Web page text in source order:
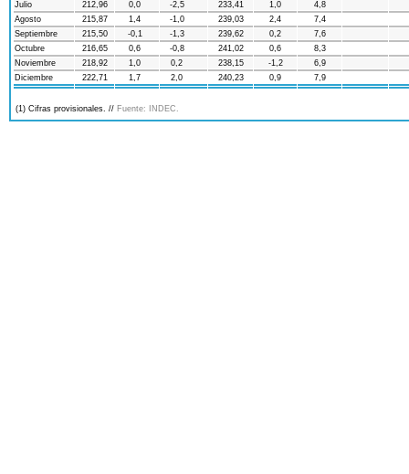
Julio
212,96 0,0 -2,5 233,41 1,0
4,8
Agosto
215,87 1,4 -1,0 239,03 2,4
7,4
Septiembre
215,50 -0,1 -1,3 239,62 0,2
7,6
Octubre
216,65 0,6 -0,8 241,02 0,6
8,3
Noviembre
218,92 1,0 0,2 238,15 -1,2
6,9
Diciembre
222,71 1,7 2,0 240,23 0,9 7,9
(1) Cifras provisionales. // Fuente: INDEC.